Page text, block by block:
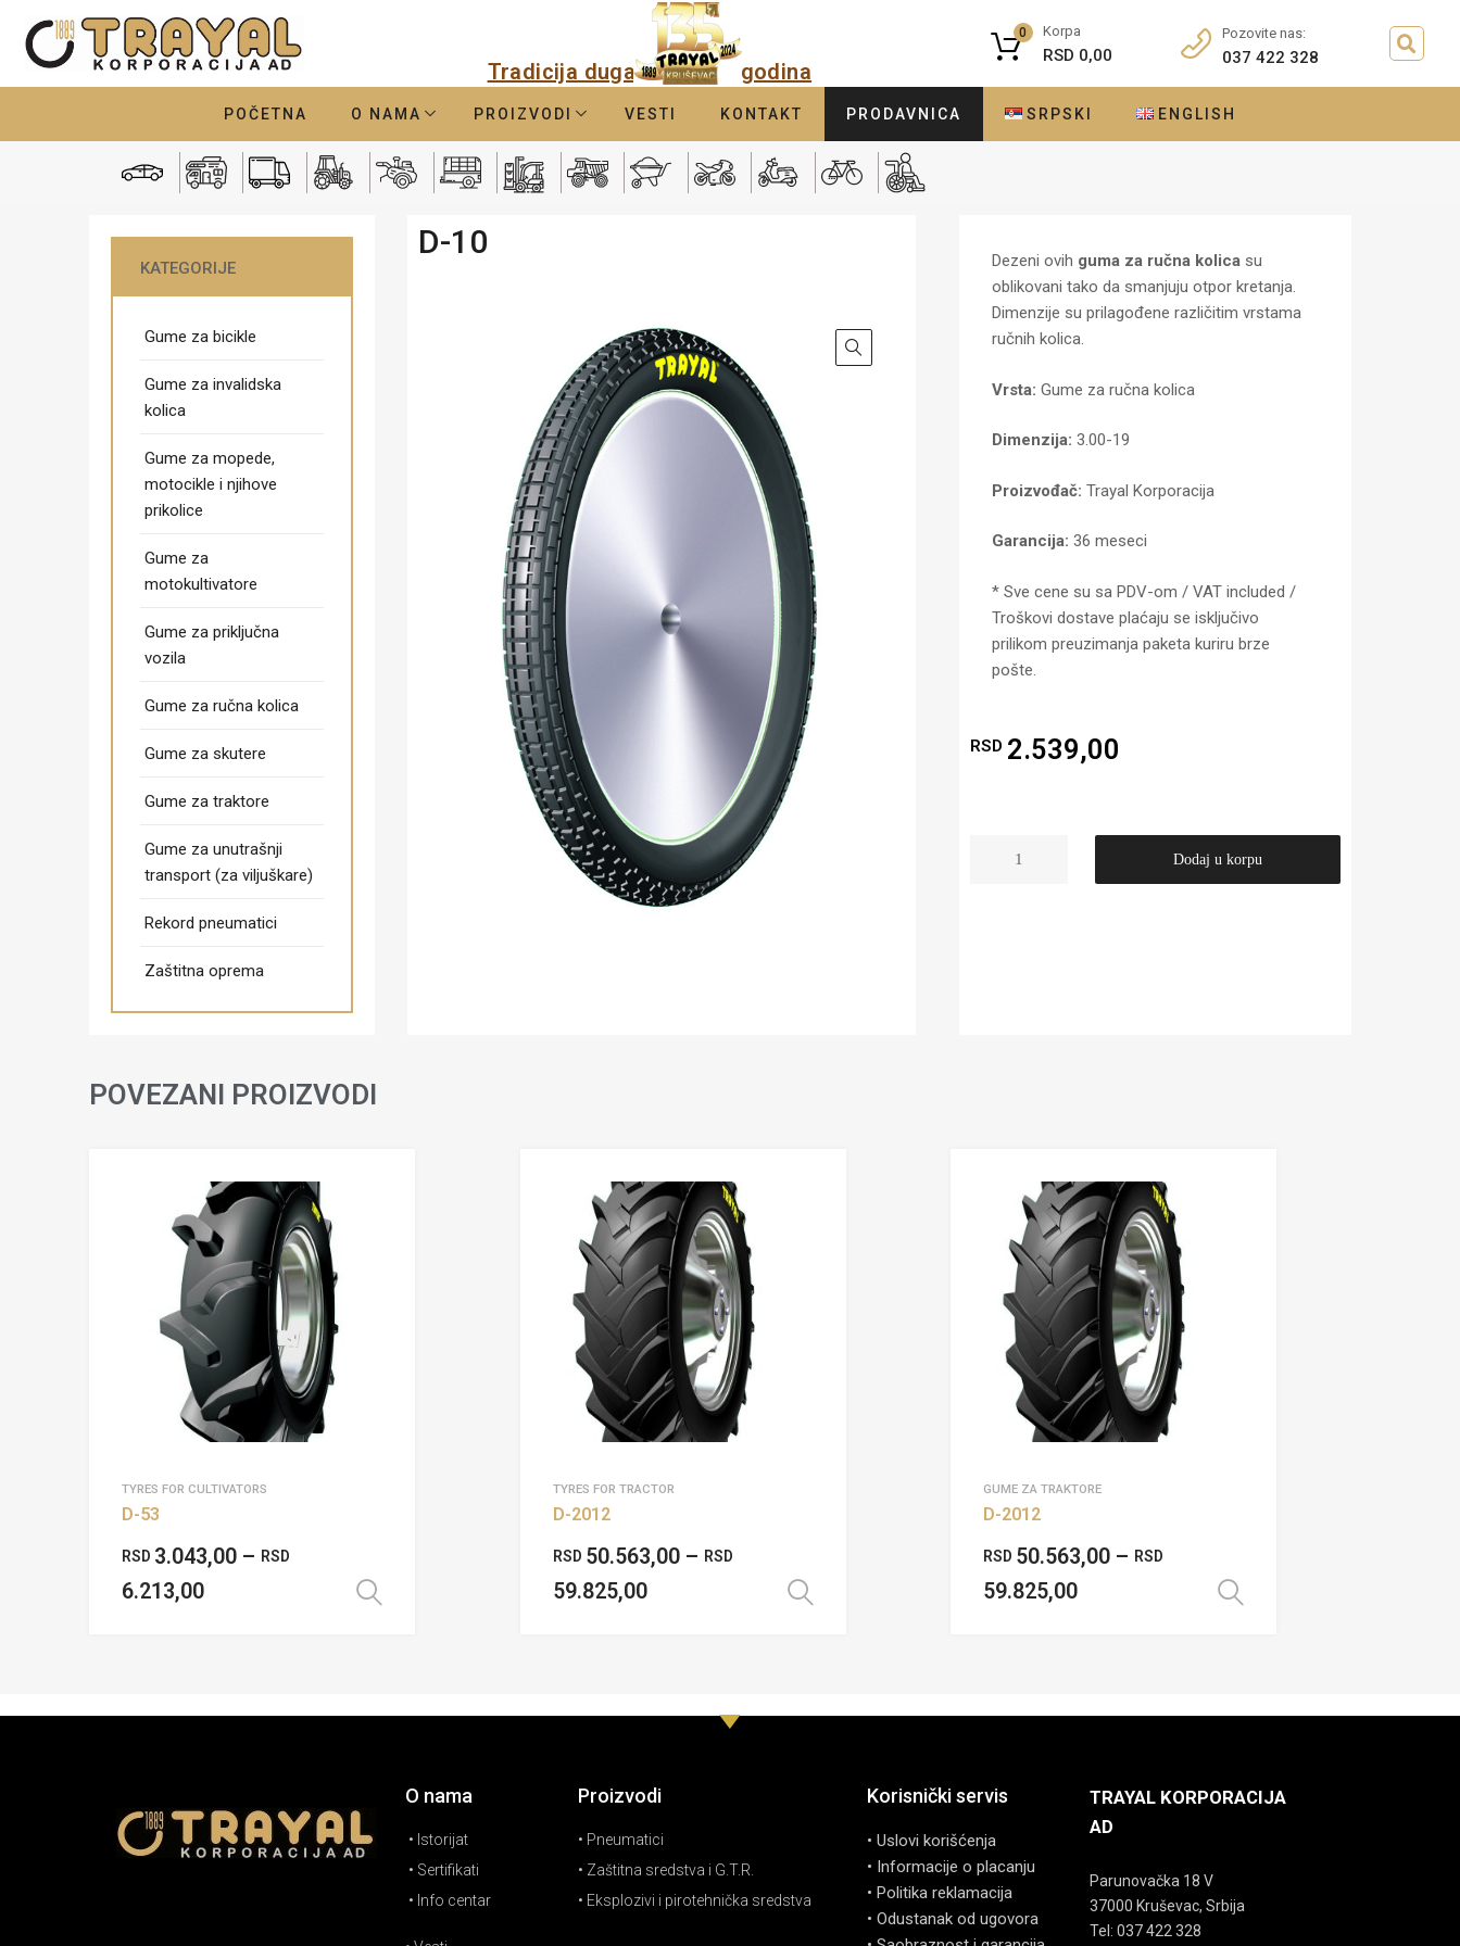
Tradicija duga godina
Korpa
RSD 0,00
0 Pozovite nas:
037 422 328
POČETNA O NAMA PROIZVODI VESTI KONTAKT PRODAVNICA SRPSKI ENGLISH
KATEGORIJE
Gume za bicikle
Gume za invalidska
kolica
Gume za mopede,
motocikle i njihove
prikolice
Gume za
motokultivatore
Gume za priključna
vozila
Gume za ručna kolica
Gume za skutere
Gume za traktore
Gume za unutrašnji
transport (za viljuškare)
Rekord pneumatici
Zaštitna oprema
D-10 Dezeni ovih guma za ručna kolica su
oblikovani tako da smanjuju otpor kretanja.
Dimenzije su prilagođene različitim vrstama
ručnih kolica.
Vrsta: Gume za ručna kolica
Dimenzija:3.00-19
Proizvođač:Trayal Korporacija
Garancija:36 meseci
* Sve cene su sa PDV-om / VAT included /
Troškovi dostave plaćaju se isključivo
prilikom preuzimanja paketa kuriru brze
pošte.
RSD 2.539,00
Dodaj u korpu
POVEZANI PROIZVODI
TYRES FOR CULTIVATORS
D-53
RSD 3.043,00 – RSD
6.213,00
TYRES FOR TRACTOR
D-2012
RSD 50.563,00– RSD
59.825,00
GUME ZA TRAKTORE
D-2012
RSD 50.563,00 – RSD
59.825,00
O nama
• Istorijat
• Sertifikati
• Info centar
Proizvodi
• Pneumatici
• Zaštitna sredstva i G.T.R.
• Eksplozivi i pirotehnička sredstva
Korisnički servis
• Uslovi korišćenja
• Informacije o placanju
• Politika reklamacija
• Odustanak od ugovora
TRAYAL KORPORACIJA
AD
Parunovačka 18 V
37000 Kruševac, Srbija
Tel: 037 422 328